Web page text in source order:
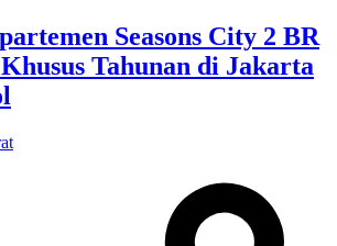
Seasons City 2 BR
Tahunan di Jakarta